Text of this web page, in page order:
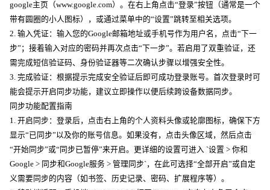
google主页（www.google.com）。在右上角点击“登录”按钮（通常是一个
带有圆圈的小人图标），或通过菜单中的“设置”跳转至相关选项。
2. 输入凭证：输入您的Google邮箱地址或手机号作为用户名，点击“下一
步”；接着输入对应的密码并再次点击“下一步”。若启用了双重验证，还
需完成短信验证码、身份验证器等二次确认步骤以增强安全性。
3. 完成验证：根据提示完成安全验证后即可成功登录账号。首次登录时可
能会提示开启同步功能，建议立即操作以便后续跨设备数据同步。
同步功能配置指南
1. 开启同步：登录后，点击右上角的个人资料头像或轮廓图标，确保下方
显示“已同步”以及你的账号信息。如果没有，点击头像区域，然后点击
“开始同步”或“同步已暂停”来开启。更详细的设置可进入 `设置 > 你和
Google > 同步和Google服务 > 管理同步`，在此可选择“全部开启”或自定
义需要同步的内容（如书签、历史记录、密码、扩展程序等）。